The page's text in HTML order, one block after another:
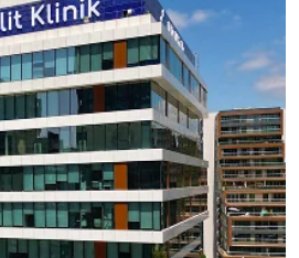
mit schweren
Impotenz,Libidoverlust oder
.Diese Effekte können
Medikaments anhalten –
führt bei manchen
Hautrötungen oder
kann in seltenen Fällen